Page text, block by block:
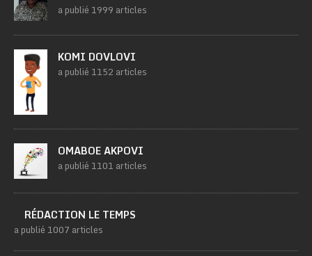
a publié 1999 articles
KOMI DOVLOVI
a publié 1152 articles
OMABOE AKPOVI
a publié 1101 articles
RÉDACTION LE TEMPS
a publié 1007 articles